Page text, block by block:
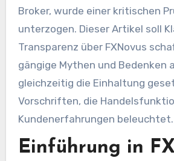
Broker, wurde einer kritischen
unterzogen. Dieser Artikel soll
Transparenz über FXNovus
gängige Mythen und Bedenken
gleichzeitig die Einhaltung
Vorschriften, die
Kundenerfahrungen beleuchtet.
Einführung in